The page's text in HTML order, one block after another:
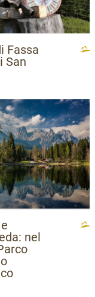
Turismo Rovereto e
Fassa
San
nel